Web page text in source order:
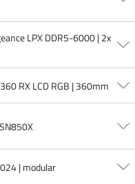
LPX DDR5-6000 | 2x
RX LCD RGB | 360mm
| modular